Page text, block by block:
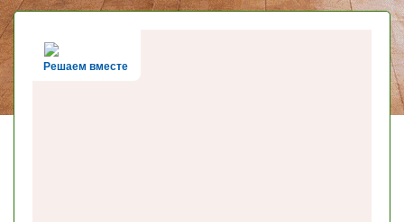
Решаем вместе